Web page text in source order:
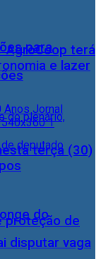
para
do
disputar vaga
AgroCoop terá
e lazer
terça (30)
proteção de